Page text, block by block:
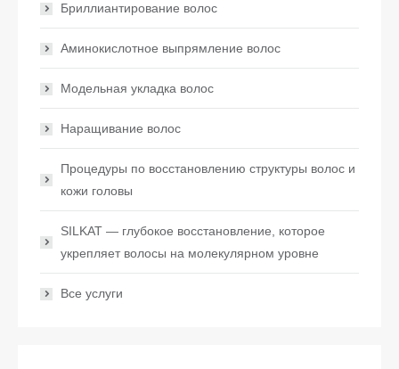
Бриллиантирование волос
Аминокислотное выпрямление волос
Модельная укладка волос
Наращивание волос
Процедуры по восстановлению структуры волос и
кожи головы
SILKAT — глубокое восстановление, которое
укрепляет волосы на молекулярном уровне
Все услуги